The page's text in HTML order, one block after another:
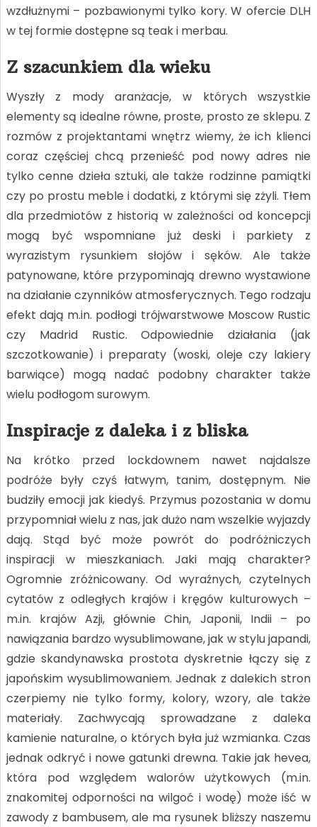
wzdłużnymi – pozbawionymi tylko kory. W ofercie DLH
w tej formie dostępne są teak i merbau.
Z szacunkiem dla wieku
Wyszły z mody aranżacje, w których wszystkie
elementy są idealne równe, proste, prosto ze sklepu. Z
rozmów z projektantami wnętrz wiemy, że ich klienci
coraz częściej chcą przenieść pod nowy adres nie
tylko cenne dzieła sztuki, ale także rodzinne pamiątki
czy po prostu meble i dodatki, z którymi się zżyli. Tłem
dla przedmiotów z historią w zależności od koncepcji
mogą być wspomniane już deski i parkiety z
wyrazistym rysunkiem słojów i sęków. Ale także
patynowane, które przypominają drewno wystawione
na działanie czynników atmosferycznych. Tego rodzaju
efekt dają m.in. podłogi trójwarstwowe Moscow Rustic
czy Madrid Rustic. Odpowiednie działania (jak
szczotkowanie) i preparaty (woski, oleje czy lakiery
barwiące) mogą nadać podobny charakter także
wielu podłogom surowym.
Inspiracje z daleka i z bliska
Na krótko przed lockdownem nawet najdalsze
podróże były czyś łatwym, tanim, dostępnym. Nie
budziły emocji jak kiedyś. Przymus pozostania w domu
przypomniał wielu z nas, jak dużo nam wszelkie wyjazdy
dają. Stąd być może powrót do podróżniczych
inspiracji w mieszkaniach. Jaki mają charakter?
Ogromnie zróżnicowany. Od wyraźnych, czytelnych
cytatów z odległych krajów i kręgów kulturowych –
m.in. krajów Azji, głównie Chin, Japonii, Indii – po
nawiązania bardzo wysublimowane, jak w stylu japandi,
gdzie skandynawska prostota dyskretnie łączy się z
japońskim wysublimowaniem. Jednak z dalekich stron
czerpiemy nie tylko formy, kolory, wzory, ale także
materiały. Zachwycają sprowadzane z daleka
kamienie naturalne, o których była już wzmianka. Czas
jednak odkryć i nowe gatunki drewna. Takie jak hevea,
która pod względem walorów użytkowych (m.in.
znakomitej odporności na wilgoć i wodę) może iść w
zawody z bambusem, ale ma rysunek bliższy naszemu